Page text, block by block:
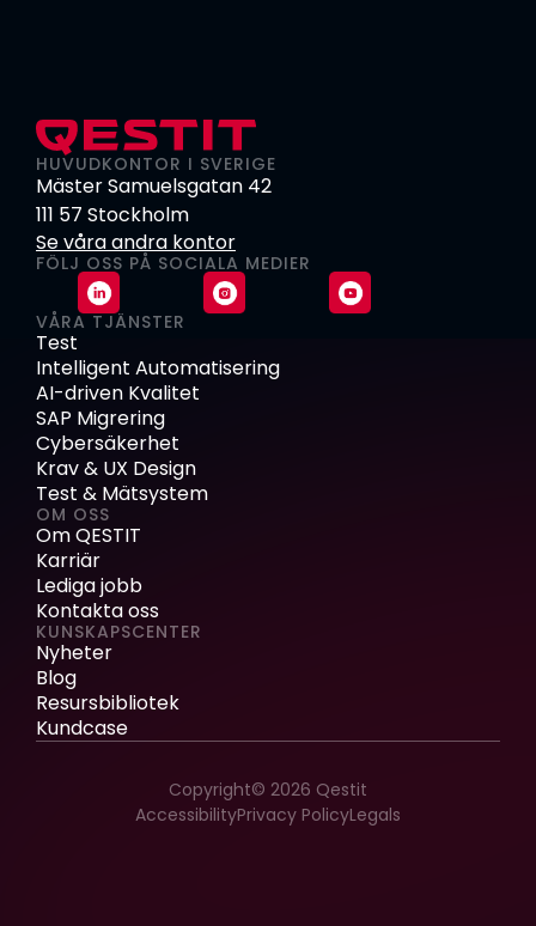
HUVUDKONTOR I SVERIGE
Mäster Samuelsgatan 42
111 57 Stockholm
Se våra andra kontor
FÖLJ OSS PÅ SOCIALA MEDIER
VÅRA TJÄNSTER
Test
Intelligent Automatisering
AI-driven Kvalitet
SAP Migrering
Cybersäkerhet
Krav & UX Design
Test & Mätsystem
OM OSS
Om QESTIT
Karriär
Lediga jobb
Kontakta oss
KUNSKAPSCENTER
Nyheter
Blog
Resursbibliotek
Kundcase
Copyright© 2026 Qestit
AccessibilityPrivacy PolicyLegals